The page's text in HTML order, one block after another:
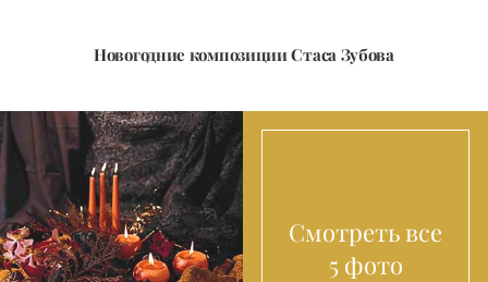
Новогодние композиции Стаса Зубова
Смотреть все
5 фото